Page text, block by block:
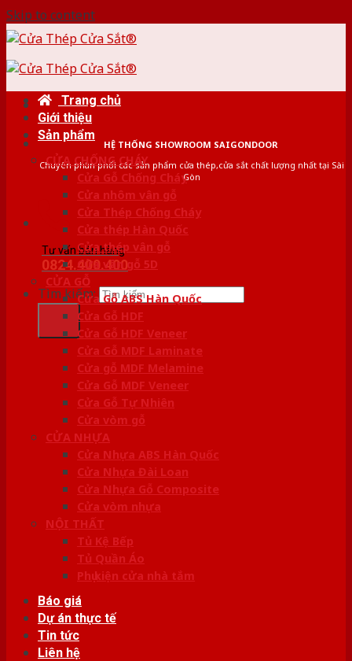
Skip to content
HỆ THỐNG SHOWROOM SAIGONDOOR
Chuyên phân phối các sản phẩm cửa thép,cửa sắt chất lượng nhất tại Sài
Gòn
Tư vấn bán hàng
0824.400.400
Tìm kiếm:
Trang chủ
Giới thiệu
Sản phẩm
CỬA CHỐNG CHÁY
Cửa Gỗ Chống Cháy
Cửa nhôm vân gỗ
Cửa Thép Chống Cháy
Cửa thép Hàn Quốc
Cửa thép vân gỗ
Cửa vân gỗ 5D
CỬA GỖ
Cửa Gỗ ABS Hàn Quốc
Cửa Gỗ HDF
Cửa Gỗ HDF Veneer
Cửa Gỗ MDF Laminate
Cửa gỗ MDF Melamine
Cửa Gỗ MDF Veneer
Cửa Gỗ Tự Nhiên
Cửa vòm gỗ
CỬA NHỰA
Cửa Nhựa ABS Hàn Quốc
Cửa Nhựa Đài Loan
Cửa Nhựa Gỗ Composite
Cửa vòm nhựa
NỘI THẤT
Tủ Kệ Bếp
Tủ Quần Áo
Phụ kiện cửa nhà tắm
Báo giá
Dự án thực tế
Tin tức
Liên hệ